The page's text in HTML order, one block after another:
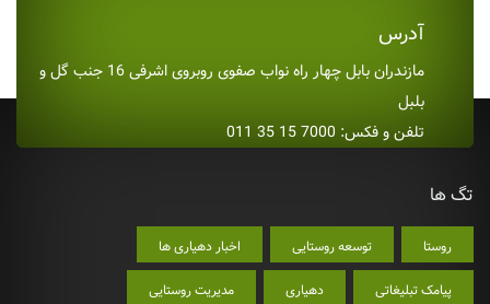
آدرس
مازندران بابل چهار راه نواب صفوی روبروی اشرفی 16 جنب گل و
بلبل
تلفن و فکس: 7000 15 35 011
تگ ها
روستا توسعه روستایی اخبار دهیاری ها
پیامک تبلیغاتی دهیاری مدیریت روستایی